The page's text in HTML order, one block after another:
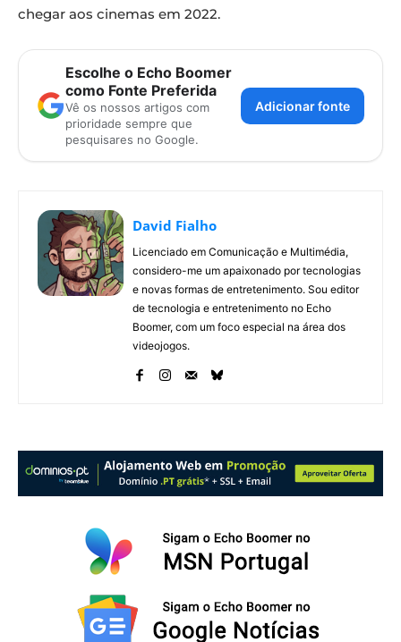
chegar aos cinemas em 2022.
Escolhe o Echo Boomer
como Fonte Preferida
Vê os nossos artigos com
prioridade sempre que
pesquisares no Google.
Adicionar fonte
David Fialho
Licenciado em Comunicação e Multimédia,
considero-me um apaixonado por tecnologias
e novas formas de entretenimento. Sou editor
de tecnologia e entretenimento no Echo
Boomer, com um foco especial na área dos
videojogos.